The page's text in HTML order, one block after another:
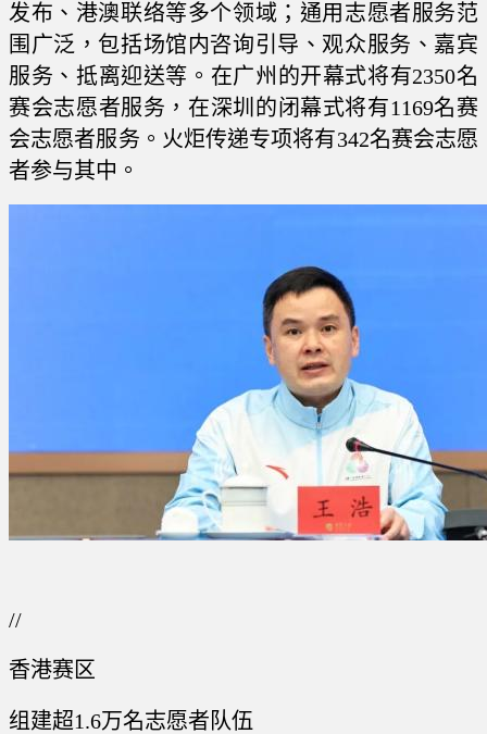
发布、港澳联络等多个领域；通用志愿者服务范
围广泛，包括场馆内咨询引导、观众服务、嘉宾
服务、抵离迎送等。在广州的开幕式将有2350名
赛会志愿者服务，在深圳的闭幕式将有1169名赛
会志愿者服务。火炬传递专项将有342名赛会志愿
者参与其中。
//
香港赛区
组建超1.6万名志愿者队伍